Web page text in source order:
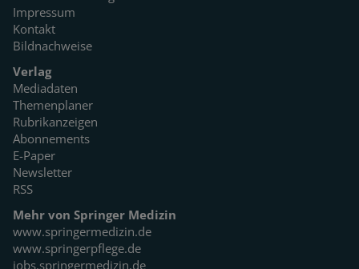
Impressum
Kontakt
Bildnachweise
Verlag
Mediadaten
Themenplaner
Rubrikanzeigen
Abonnements
E-Paper
Newsletter
RSS
Mehr von Springer Medizin
www.springermedizin.de
www.springerpflege.de
jobs.springermedizin.de